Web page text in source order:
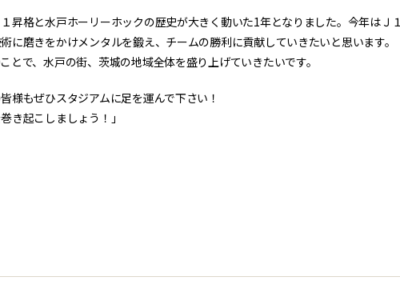
昇格と水戸ホーリーホックの歴史が大きく動いた1年となりました。今年はＪ
に磨きをかけメンタルを鍛え、チームの勝利に貢献していきたいと思います。
とで、水戸の街、茨城の地域全体を盛り上げていきたいです。
様もぜひスタジアムに足を運んで下さい！
き起こしましょう！」